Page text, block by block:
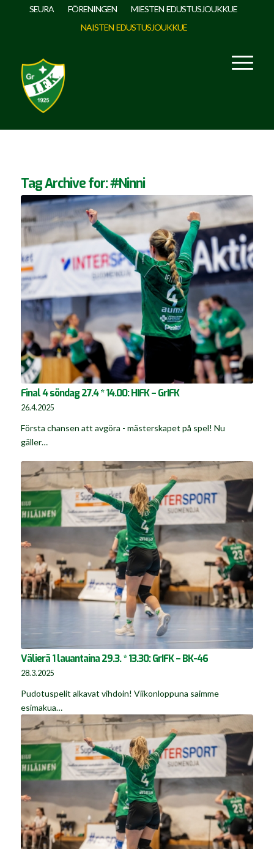
SEURA FÖRENINGEN
MIESTEN EDUSTUSJOUKKUE
NAISTEN EDUSTUSJOUKKUE
Tag Archive for:#Ninni
Final 4 söndag 27.4 * 14.00: HIFK – GrIFK
26.4.2025
Första chansen att avgöra - mästerskapet på spel! Nu
gäller…
Välierä 1 lauantaina 29.3. * 13.30: GrIFK – BK-46
28.3.2025
Pudotuspelit alkavat vihdoin! Viikonloppuna saimme
esimakua…